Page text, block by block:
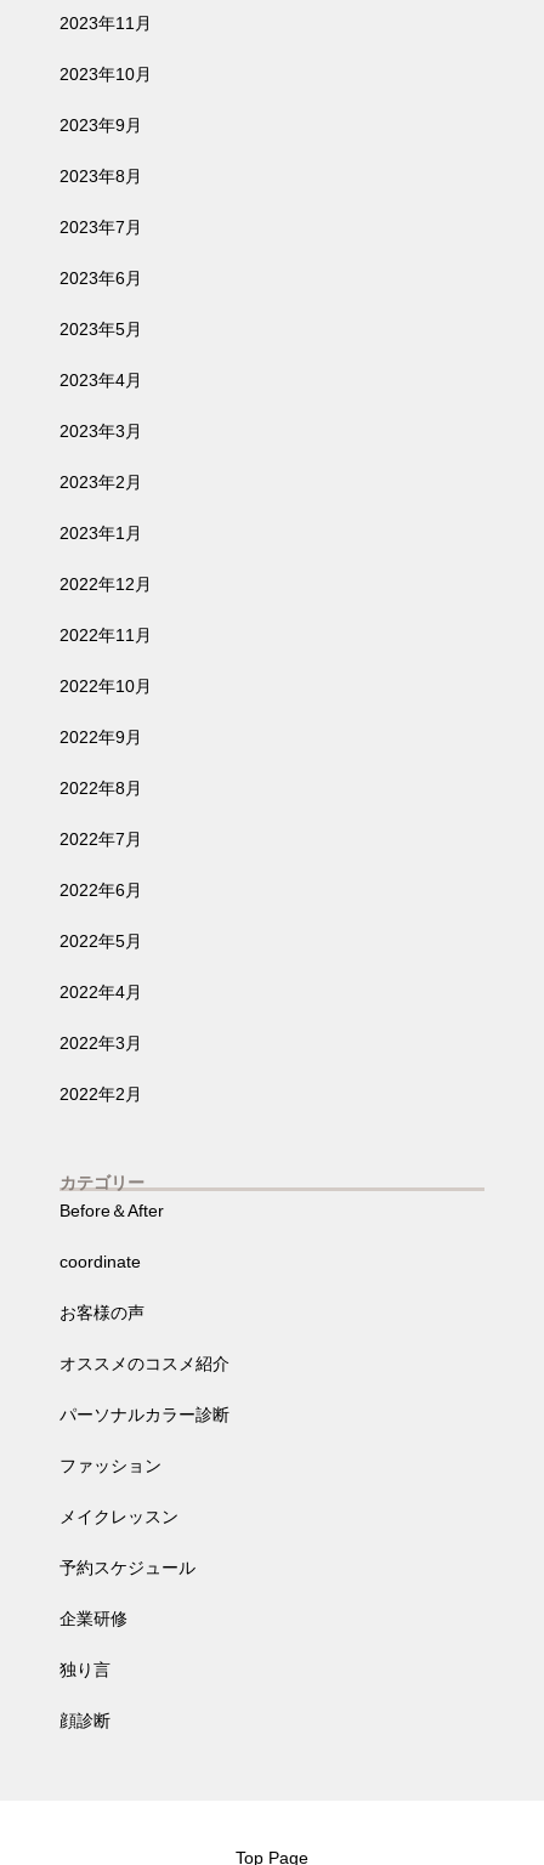
2023年11月
2023年10月
2023年9月
2023年8月
2023年7月
2023年6月
2023年5月
2023年4月
2023年3月
2023年2月
2023年1月
2022年12月
2022年11月
2022年10月
2022年9月
2022年8月
2022年7月
2022年6月
2022年5月
2022年4月
2022年3月
2022年2月
カテゴリー
Before＆After
coordinate
お客様の声
オススメのコスメ紹介
パーソナルカラー診断
ファッション
メイクレッスン
予約スケジュール
企業研修
独り言
顔診断
Top Page